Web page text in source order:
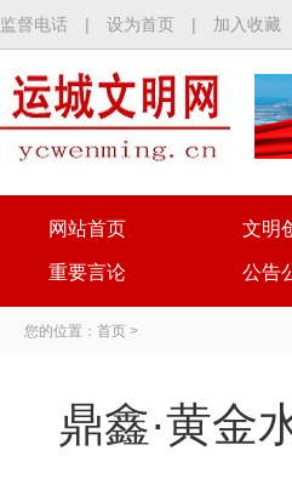
监督电话 | 设为首页 | 加入收藏
网站首页
重要言论
文明
公告
您的位置： 首页 >
鼎鑫·黄金